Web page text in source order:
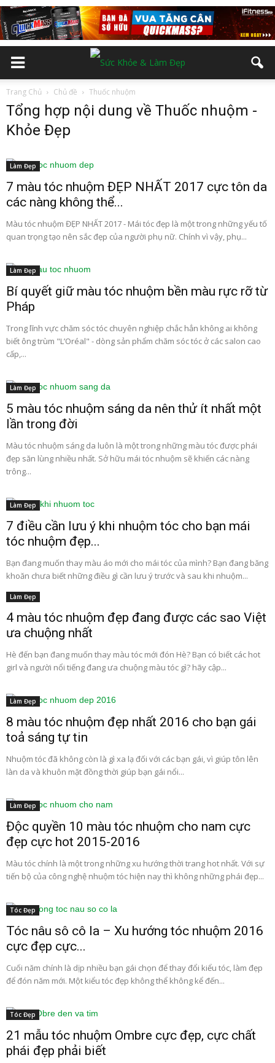
Trang Chủ Chủ đề Thuốc nhuộm
Tổng hợp nội dung về Thuốc nhuộm -
Khỏe Đẹp
Làm Đẹp
7 màu tóc nhuộm ĐẸP NHẤT 2017 cực tôn da
các nàng không thể...
Màu tóc nhuộm ĐẸP NHẤT 2017 - Mái tóc đẹp là một trong những yếu tố
quan trọng tạo nên sắc đẹp của người phụ nữ. Chính vì vậy, phụ...
Làm Đẹp
Bí quyết giữ màu tóc nhuộm bền màu rực rỡ từ
Pháp
Trong lĩnh vực chăm sóc tóc chuyên nghiệp chắc hẳn không ai không
biết ông trùm "L’Oréal" - dòng sản phẩm chăm sóc tóc ở các salon cao
cấp,...
Làm Đẹp
5 màu tóc nhuộm sáng da nên thử ít nhất một
lần trong đời
Màu tóc nhuộm sáng da luôn là một trong những màu tóc được phái
đẹp săn lùng nhiều nhất. Sở hữu mái tóc nhuộm sẽ khiến các nàng
trông...
Làm Đẹp
7 điều cần lưu ý khi nhuộm tóc cho bạn mái
tóc nhuộm đẹp...
Bạn đang muốn thay màu áo mới cho mái tóc của mình? Bạn đang băng
khoăn chưa biết những điều gì cần lưu ý trước và sau khi nhuộm...
Làm Đẹp
4 màu tóc nhuộm đẹp đang được các sao Việt
ưa chuộng nhất
Hè đến bạn đang muốn thay màu tóc mới đón Hè? Bạn có biết các hot
girl và người nổi tiếng đang ưa chuộng màu tóc gì? hãy cập...
Làm Đẹp
8 màu tóc nhuộm đẹp nhất 2016 cho bạn gái
toả sáng tự tin
Nhuộm tóc đã không còn là gì xa lạ đối với các bạn gái, vì giúp tôn lên
làn da và khuôn mặt đồng thời giúp bạn gái nổi...
Làm Đẹp
Độc quyền 10 màu tóc nhuộm cho nam cực
đẹp cực hot 2015-2016
Màu tóc chính là một trong những xu hướng thời trang hot nhất. Với sự
tiến bộ của công nghệ nhuộm tóc hiện nay thì không những phái đẹp...
Tóc Đẹp
Tóc nâu sô cô la – Xu hướng tóc nhuộm 2016
cực đẹp cực...
Cuối năm chính là dịp nhiều bạn gái chọn để thay đổi kiểu tóc, làm đẹp
để đón năm mới. Một kiểu tóc đẹp không thể không kể đến...
Tóc Đẹp
21 mẫu tóc nhuộm Ombre cực đẹp, cực chất
phái đẹp phải biết